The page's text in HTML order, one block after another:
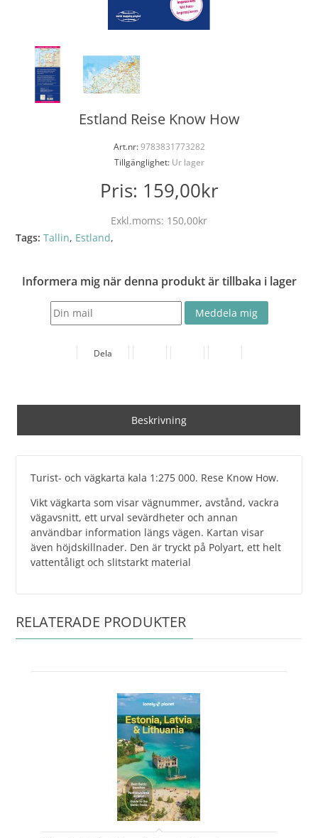
Estland Reise Know How
Art.nr:9783831773282
Tillgänglighet:Ur lager
Pris: 159,00kr
Exkl.moms: 150,00kr
Tags: Tallin, Estland,
Informera mig när denna produkt är tillbaka i lager
Dela
Beskrivning
Turist- och vägkarta kala 1:275 000. Rese Know How.
Vikt vägkarta som visar vägnummer, avstånd, vackra
vägavsnitt, ett urval sevärdheter och annan
användbar information längs vägen. Kartan visar
även höjdskillnader. Den är tryckt på Polyart, ett helt
vattentåligt och slitstarkt material
RELATERADE PRODUKTER